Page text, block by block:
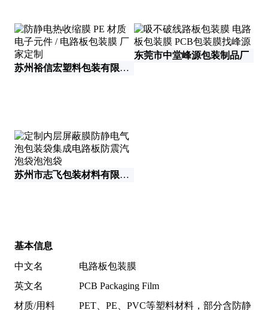
苏州裕信宏塑料包装有限公司
东莞市中堂峰源包装制品厂
苏州市志飞包装材料有限公司
基本信息
中文名
电路板包装膜
英文名
PCB Packaging Film
材质/用料
PET、PE、PVC等塑料材料，部分含防静